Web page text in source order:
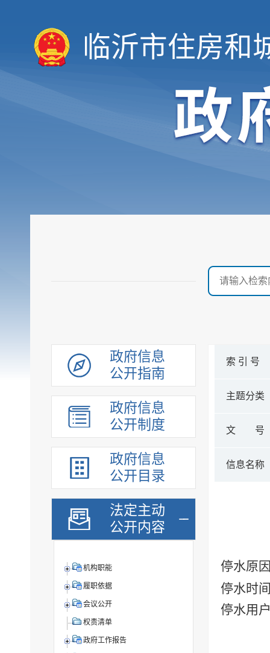
临沂市住房和
政府信息
公开指南
政府信息
公开制度
政府信息
公开目录
法定主动
公开内容
机构职能
履职依据
会议公开
权责清单
政府工作报告
索 引 号
主题分类
文 号
信息名称
停水原
停水时
停水用